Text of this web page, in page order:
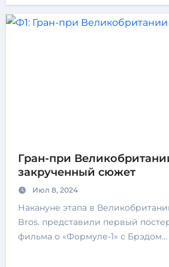
Гран-при
закрученный сюжет
Июл 8, 2024
Накануне этапа в Великобритании Apple и Warner
Bros. представили первый
фильма о «Формуле-1» с Брэдом…